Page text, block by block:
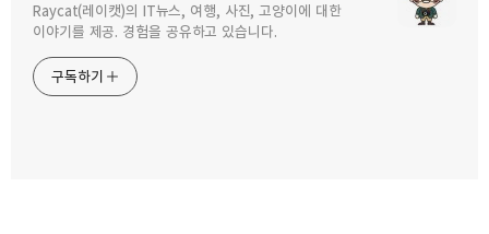
Raycat(레이캣)의 IT뉴스, 여행, 사진, 고양이에 대한
이야기를 제공. 경험을 공유하고 있습니다.
구독하기
구독하기 카카오톡